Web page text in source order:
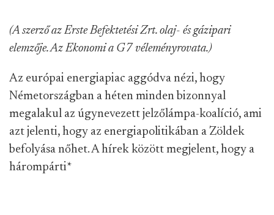
(A szerző az Erste Befektetési Zrt. olaj- és gázipari
elemzője. Az Ekonomi a G7 véleményrovata.)
Az európai energiapiac aggódva nézi, hogy
Németországban a héten minden bizonnyal
megalakul az úgynevezett jelzőlámpa-koalíció, ami
azt jelenti, hogy az energiapolitikában a Zöldek
befolyása nőhet. A hírek között megjelent, hogy a
hárompárti*